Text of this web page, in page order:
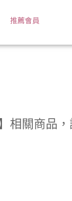
推薦會員
相關商品